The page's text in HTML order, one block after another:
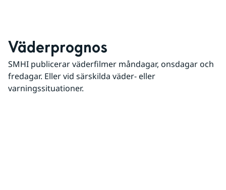
Väderprognos
SMHI publicerar väderfilmer måndagar, onsdagar och
fredagar. Eller vid särskilda väder- eller
varningssituationer.